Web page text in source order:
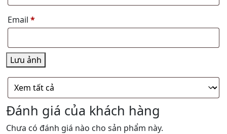
Email *
Lưu ảnh
Đánh giá của khách hàng
Chưa có đánh giá nào cho sản phẩm này.